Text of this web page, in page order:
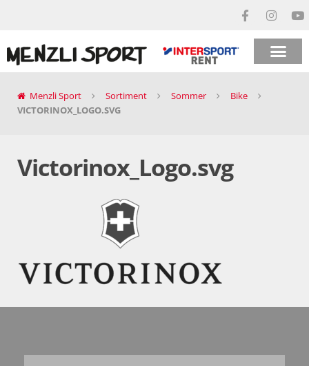
Menzli Sport Sortiment Sommer
Bike
VICTORINOX_LOGO.SVG
Victorinox_Logo.svg